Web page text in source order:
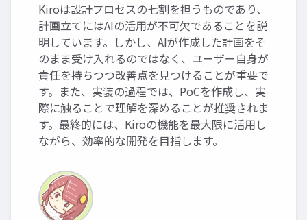
Kiroは設計プロセスの七割を担うものであり、
計画立てにはAIの活用が不可欠であることを説
明しています。しかし、AIが作成した計画をそ
のまま受け入れるのではなく、ユーザー自身が
責任を持ちつつ改善点を見つけることが重要で
す。また、実装の過程では、PoCを作成し、実
際に触ることで理解を深めることが推奨されま
す。最終的には、Kiroの機能を最大限に活用し
ながら、効率的な開発を目指します。